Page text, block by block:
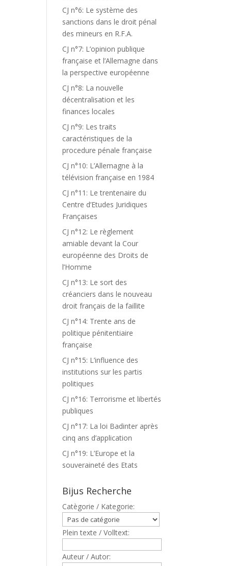
CJ n°6: Le système des
sanctions dans le droit pénal
des mineurs en R.F.A.
CJ n°7: L’opinion publique
française et l’Allemagne dans
la perspective européenne
CJ n°8: La nouvelle
décentralisation et les
finances locales
CJ n°9: Les traits
caractéristiques de la
procedure pénale française
CJ n°10: L’Allemagne à la
télévision française en 1984
CJ n°11: Le trentenaire du
Centre d’Etudes Juridiques
Françaises
CJ n°12: Le règlement
amiable devant la Cour
européenne des Droits de
l’Homme
CJ n°13: Le sort des
créanciers dans le nouveau
droit français de la faillite
CJ n°14: Trente ans de
politique pénitentiaire
française
CJ n°15: L’influence des
institutions sur les partis
politiques
CJ n°16: Terrorisme et libertés
publiques
CJ n°17: La loi Badinter après
cinq ans d’application
CJ n°19: L’Europe et la
souveraineté des Etats
Bijus Recherche
Catègorie / Kategorie:
Plein texte / Volltext:
Auteur / Autor: